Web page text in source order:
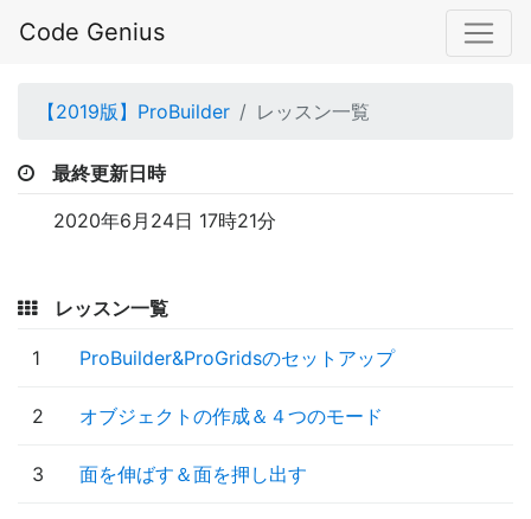
Code Genius
【2019版】ProBuilder レッスン一覧
最終更新日時
2020年6月24日 17時21分
レッスン一覧
1 ProBuilder&ProGridsのセットアップ
2 オブジェクトの作成＆４つのモード
3 面を伸ばす＆面を押し出す